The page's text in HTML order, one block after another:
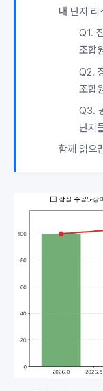
내 단지 리
Q1.
조합
Q2.
조합
Q3.
단지
함께 읽으